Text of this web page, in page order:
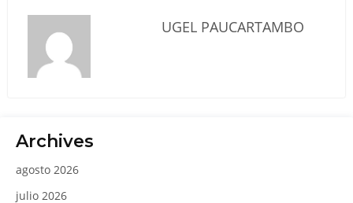
UGEL PAUCARTAMBO
Archives
agosto 2026
julio 2026